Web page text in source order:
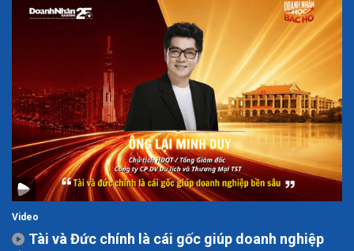
Video
Tài và Đức chính là cái gốc giúp doanh nghiệp